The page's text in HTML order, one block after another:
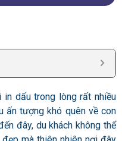
dấu trong lòng rất nhiều
ấn tượng khó quên về con
đây, du khách không thể